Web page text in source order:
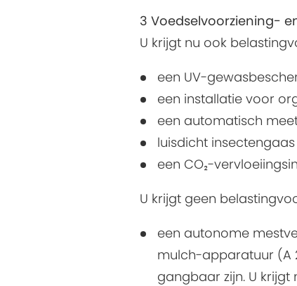
3 Voedselvoorziening-
U krijgt nu ook
een UV-
een installatie voor
een automatisch
luisdicht
een CO₂-
U krijgt geen
een autonome
mulch-apparatuur (A
gangbaar zijn. U